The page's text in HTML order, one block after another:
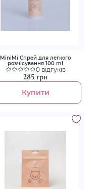
MiniMi Спрей для легкого
розчісування 100 ml
0 відгуків
285 грн
Купити